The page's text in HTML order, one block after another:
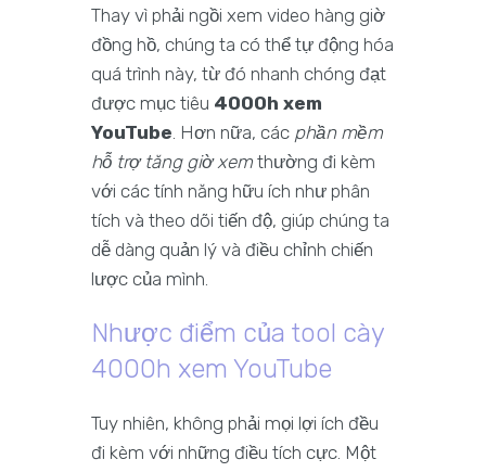
Thay vì phải ngồi xem video hàng giờ
đồng hồ, chúng ta có thể tự động hóa
quá trình này, từ đó nhanh chóng đạt
được mục tiêu 4000h xem
YouTube. Hơn nữa, các phần mềm
hỗ trợ tăng giờ xem thường đi kèm
với các tính năng hữu ích như phân
tích và theo dõi tiến độ, giúp chúng ta
dễ dàng quản lý và điều chỉnh chiến
lược của mình.
Nhược điểm của tool cày
4000h xem YouTube
Tuy nhiên, không phải mọi lợi ích đều
đi kèm với những điều tích cực. Một